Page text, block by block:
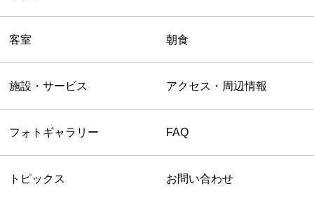
客室 朝食
施設・サービス アクセス・周辺情報
フォトギャラリー FAQ
トピックス お問い合わせ